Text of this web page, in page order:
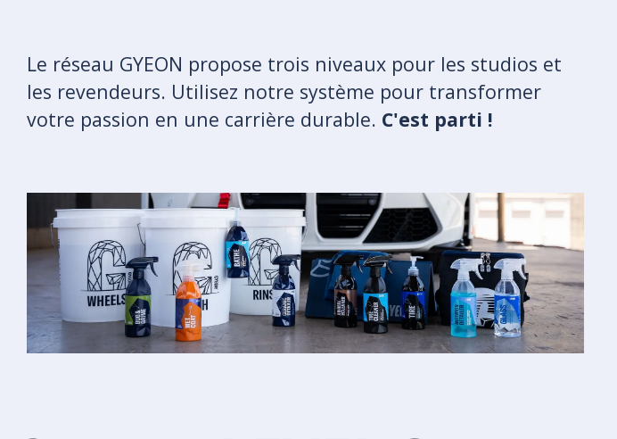
Le réseau GYEON propose trois niveaux pour les studios et
les revendeurs. Utilisez notre système pour transformer
votre passion en une carrière durable. C'est parti !